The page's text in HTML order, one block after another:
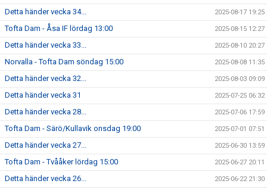
Detta händer vecka 34... 2025-08-17 19:25
Tofta Dam - Åsa IF lördag 13:00 2025-08-15 12:27
Detta händer vecka 33... 2025-08-10 20:27
Norvalla - Tofta Dam söndag 15:00 2025-08-08 11:35
Detta händer vecka 32... 2025-08-03 09:09
Detta händer vecka 31 2025-07-25 06:32
Detta händer vecka 28... 2025-07-06 17:59
Tofta Dam - Särö/Kullavik onsdag 19:00 2025-07-01 07:51
Detta händer vecka 27... 2025-06-30 13:59
Tofta Dam - Tvååker lördag 15:00 2025-06-27 20:11
Detta händer vecka 26... 2025-06-22 21:30